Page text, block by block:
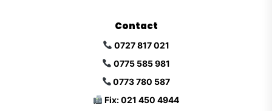
Contact
0727 817 021
0775 585 981
0773 780 587
Fix: 021 450 4944